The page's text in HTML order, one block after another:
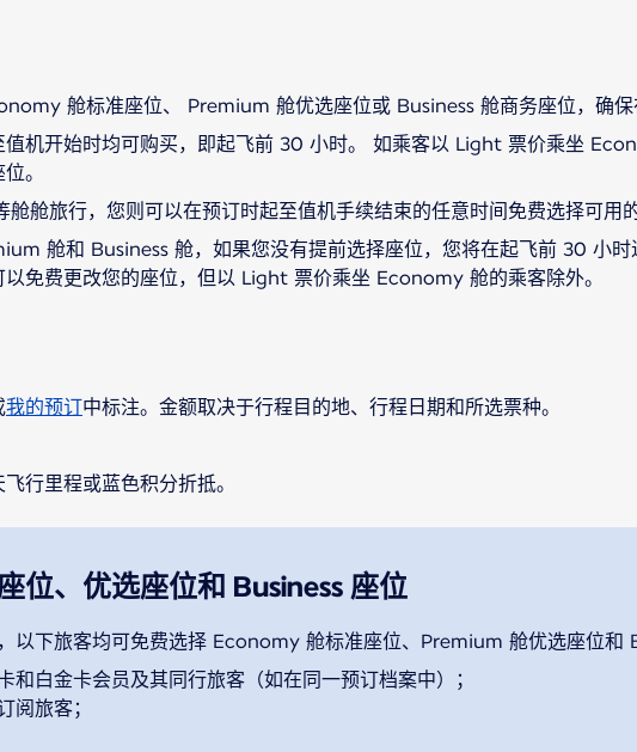
舱标准座位、 Premium 舱优选座位或 Business 舱商务座位，确保
值机开始时均可购买，即起飞前 30 小时。 如乘客以 Light 票价乘坐
。
舱旅行，您则可以在预订时起至值机手续结束的任意时间免费选择可用的
舱和 Business 舱，如果您没有提前选择座位，您将在起飞前 30 小时
免费更改您的座位，但以 Light 票价乘坐 Economy 舱的乘客除外。
我的预订中标注。金额取决于行程目的地、行程日期和所选票种。
行里程或蓝色积分折抵。
位、优选座位和 Business 座位
以下旅客均可免费选择 Economy 舱标准座位、Premium 舱优选座位和
和白金卡会员及其同行旅客（如在同一预订档案中）；
阅旅客；